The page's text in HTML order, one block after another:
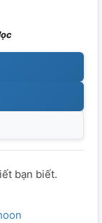
bạn biết.